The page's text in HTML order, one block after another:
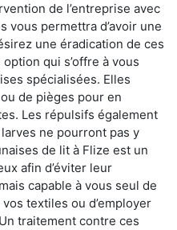
de l’entreprise avec
vous permettra d’avoir une
une éradication de ces
qui s’offre à vous
spécialisées. Elles
de pièges pour en
Les répulsifs également
ne pourront pas y
de lit à Flize est un
afin d’éviter leur
capable à vous seul de
textiles ou d’employer
traitement contre ces